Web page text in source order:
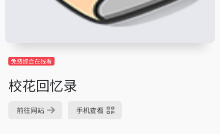
免费综合在线看
校花回忆录
前往网站 手机查看